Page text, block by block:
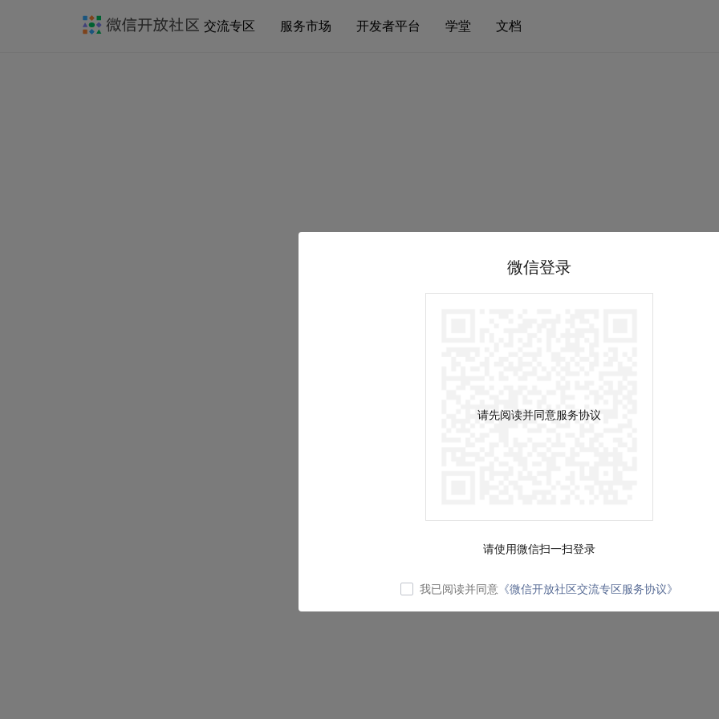
交流专区 服务市场 开发者平台 学堂 文档
微信登录
请先阅读并同意服务协议
请使用微信扫一扫登录
我已阅读并同意 《微信开放社区交流专区服务协议》